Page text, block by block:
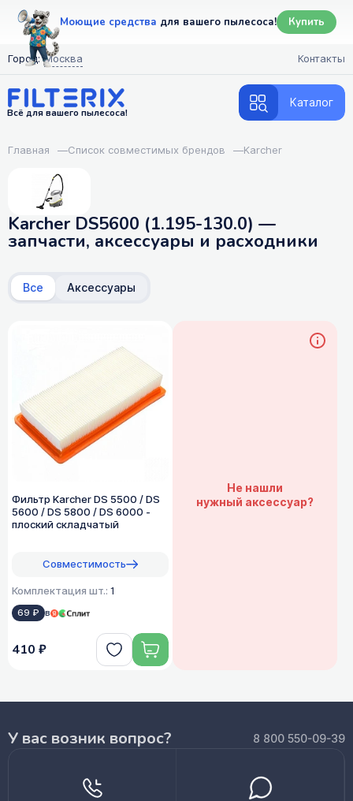
Моющие средства для вашего пылесоса! Купить
Город: Москва Контакты
Всё для вашего пылесоса!
Каталог
Главная —Список совместимых брендов —Karcher
Karcher DS5600 (1.195-130.0) —
запчасти, аксессуары и расходники
Все Аксессуары
Фильтр Karcher DS 5500 / DS
5600 / DS 5800 / DS 6000 -
плоский складчатый
Совместимость
Комплектация шт.: 1
69 ₽ в
410 ₽
Не нашли
нужный аксессуар?
У вас возник вопрос? 8 800 550-09-39